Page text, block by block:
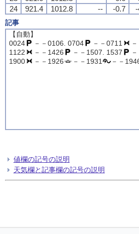
24
921.4 1012.8 -- -0.7
記事
【自動】
0024
－－0106. 0704 －－0711
1122
－－1426 －－1507. 1537
1900
－－1926 －－1931 －－
値欄の記号の説明
天気欄と記事欄の記号の説明